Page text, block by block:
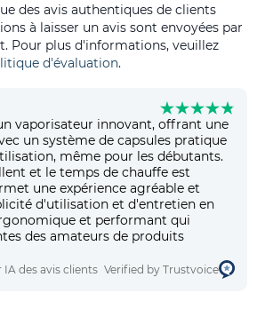
des avis authentiques de clients
à laisser un avis sont envoyées par
Pour plus d'informations, veuillez
d'évaluation.
vaporisateur innovant, offrant une
un système de capsules pratique
même pour les débutants.
et le temps de chauffe est
une expérience agréable et
d'utilisation et d'entretien en
et performant qui
des amateurs de produits
IA des avis clients Verified by Trustvoice